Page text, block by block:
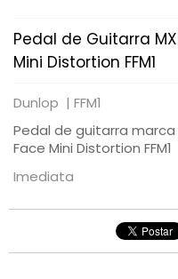
Pedal de Guitarra
Mini Distortion FFM1
Dunlop | FFM1
Pedal de guitarra marca
Face Mini Distortion FFM1
Imediata